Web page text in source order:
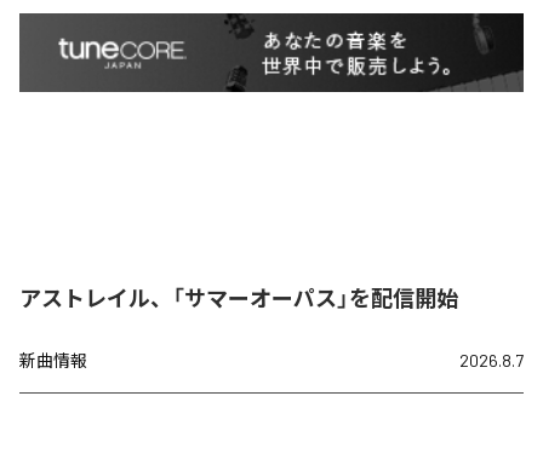
アストレイル、「サマーオーパス」を配信開始
新曲情報 2026.8.7